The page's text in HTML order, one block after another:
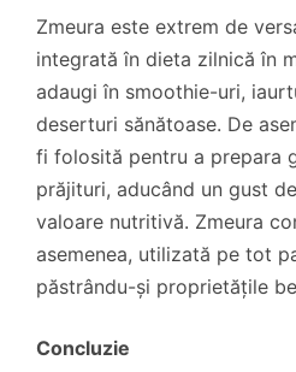
Zmeura este extrem de
integrată în dieta zilnică în
adaugi în smoothie-uri,
deserturi sănătoase. De
fi folosită pentru a prepara
prăjituri, aducând un gust
valoare nutritivă. Zmeura
asemenea, utilizată pe tot
păstrându-și proprietățile
Concluzie